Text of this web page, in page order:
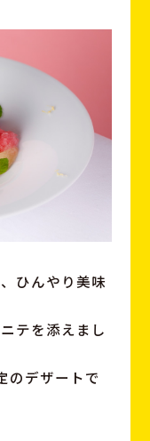
ひんやり美味
テを添えまし
のデザートで